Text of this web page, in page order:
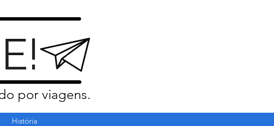
por viagens.
História